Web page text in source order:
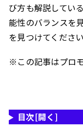
び方も解説してい
能性のバランスを
を見つけてください
※この記事はプロ
目次[開く]